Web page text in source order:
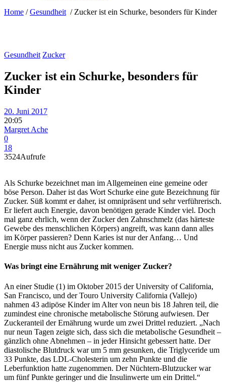
Home /Gesundheit / Zucker ist ein Schurke, besonders für Kinder
Gesundheit Zucker
Zucker ist ein Schurke, besonders für
Kinder
20. Juni 2017
20:05
Margret Ache
0
18
3524Aufrufe
Als Schurke bezeichnet man im Allgemeinen eine gemeine oder
böse Person. Daher ist das Wort Schurke eine gute Bezeichnung für
Zucker. Süß kommt er daher, ist omnipräsent und sehr verführerisch.
Er liefert auch Energie, davon benötigen gerade Kinder viel. Doch
mal ganz ehrlich, wenn der Zucker den Zahnschmelz (das härteste
Gewebe des menschlichen Körpers) angreift, was kann dann alles
im Körper passieren? Denn Karies ist nur der Anfang… Und
Energie muss nicht aus Zucker kommen.
Was bringt eine Ernährung mit weniger Zucker?
An einer Studie (1) im Oktober 2015 der University of California,
San Francisco, und der Touro University California (Vallejo)
nahmen 43 adipöse Kinder im Alter von neun bis 18 Jahren teil, die
zumindest eine chronische metabolische Störung aufwiesen. Der
Zuckeranteil der Ernährung wurde um zwei Drittel reduziert. „Nach
nur neun Tagen zeigte sich, dass sich die metabolische Gesundheit –
gänzlich ohne Abnehmen – in jeder Hinsicht gebessert hatte. Der
diastolische Blutdruck war um 5 mm gesunken, die Triglyceride um
33 Punkte, das LDL-Cholesterin um zehn Punkte und die
Leberfunktion hatte zugenommen. Der Nüchtern-Blutzucker war
um fünf Punkte geringer und die Insulinwerte um ein Drittel.“